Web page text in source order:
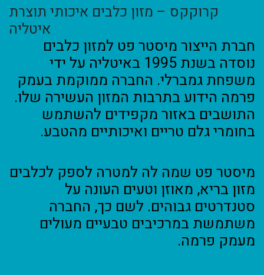
קרוקקס – מזון כלבים איכותי תוצרת
איטליה
חברת הייצור מיסטר פט למזון כלבים
נוסדה בשנת 1995 באיטליה על ידי
משפחת גמברלי. החברה ממוקמת בעמק
פרמה הידוע בתרבות המזון העשירה שלו.
התושבים באזור מקפידים להשתמש
בחומרי גלם טריים ואיכותיים מהטבע.
מיסטר פט שמה לה למטרה לספק לכלבים
מזון בריא, מאוזן וטעים העונה על
סטנדרטים גבוהים. לשם כך, החברה
משתמשת במרכיבים טבעיים מעולים
מעמק פרמה.